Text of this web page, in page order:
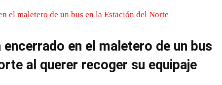
encerrado en el maletero de un bus
al querer recoger su equipaje